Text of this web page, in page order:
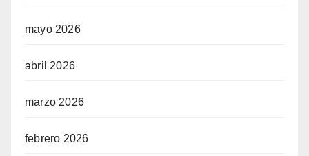
mayo 2026
abril 2026
marzo 2026
febrero 2026